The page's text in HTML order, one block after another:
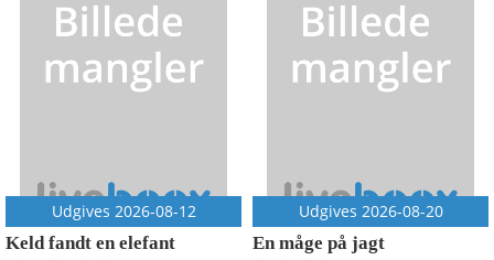
Udgives 2026-08-12
Keld fandt en elefant
Udgives 2026-08-20
En måge på jagt